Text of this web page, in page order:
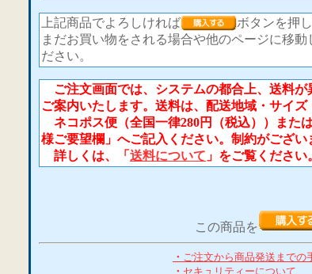
上記商品でよろしければ
ボタンを押
まだお買い物をされる場合や他のページに移動
ださい。
ご注文画面では、システムの都合上、送料
ご案内いたします。送料は、配送地域・サイズ
ネコポス便（全国一律280円（税込））また
様ご要望欄」へご記入ください。制約がござ
詳しくは、「 送料について 」をご覧ください
この商品を
・ ご注文から商品発送までの
・ セキュリティーについて